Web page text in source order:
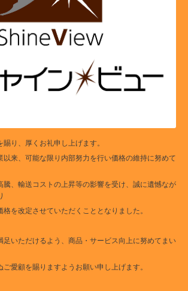
り、厚くお礼申し上げます。
以来、可能な限り内部努力を行い価格の維持に努めて
騰、輸送コストの上昇等の影響を受け、誠に遺憾なが
を改定させていただくこととなりました。
足いただけるよう、商品・サービス向上に努めてまい
愛顧を賜りますようお願い申し上げます。